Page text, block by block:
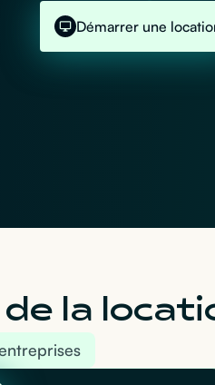
Démarrer une
la